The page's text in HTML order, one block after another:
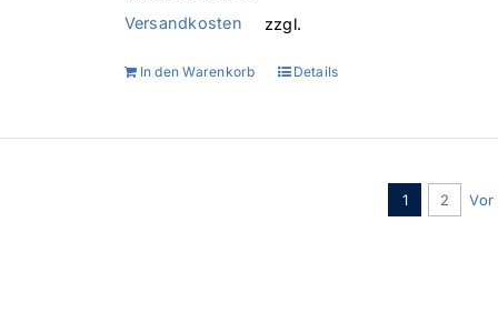
zzgl.
Versandkosten
In den Warenkorb Details
1 2 Vor